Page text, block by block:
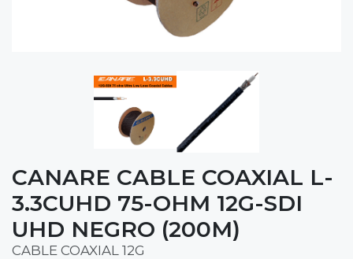
CANARE CABLE COAXIAL L-
3.3CUHD 75-OHM 12G-SDI
UHD NEGRO (200M)
CABLE COAXIAL 12G